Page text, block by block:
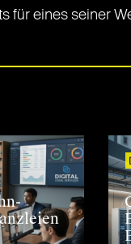
für eines seiner